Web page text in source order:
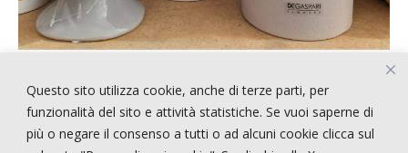
Questo sito utilizza cookie, anche di terze parti, per
funzionalità del sito e attività statistiche. Se vuoi saperne di
più o negare il consenso a tutti o ad alcuni cookie clicca sul
ARTICOLI RECENTI